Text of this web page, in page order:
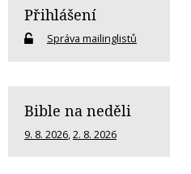
Přihlášení
Správa mailinglistů
Bible na neděli
9. 8. 2026,2. 8. 2026